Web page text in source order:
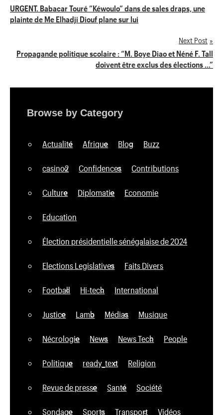
Navigation
de
URGENT. Babacar Touré ”Kéwoulo” dans de sales draps, une
plainte de Me Elhadji Diouf plane sur lui
Next Post
Propagande politique scolaire : “M. Boye Diao et Néné F. Tall
doivent être exclus des élections …”
Browse by Category
Actualité Afrique Blog Buzz
casino2 Confidences Contributions
Culture Diplomatie Economie
Education
Élection présidentielle sénégalaise de 2024
Elections Legislatives Faits Divers
Football Hi-tech International
Justice Lamb Médias Musique
Nécrologie News News Tech People
Politique ready_text Religion
Revue de presse Santé Société
Sondage Sports Transport Vidéos